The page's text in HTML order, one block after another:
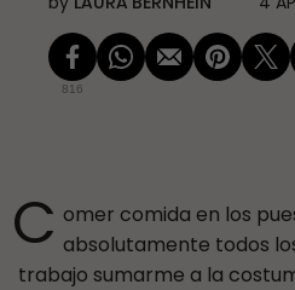
816
C omer comida en los
absolutamente todos
trabajo sumarme a la